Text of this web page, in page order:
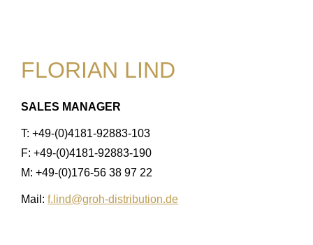
FLORIAN LIND
SALES MANAGER
T: +49-(0)4181-92883-103
F: +49-(0)4181-92883-190
M: +49-(0)176-56 38 97 22
Mail: f.lind@groh-distribution.de